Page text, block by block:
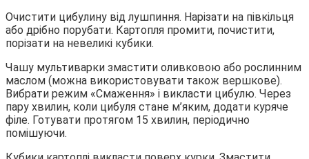
Очистити цибулину від лушпиння. Нарізати на півкільця
або дрібно порубати. Картопля промити, почистити,
порізати на невеликі кубики.
Чашу мультиварки змастити оливковою або рослинним
маслом (можна використовувати також вершкове).
Вибрати режим «Смаження» і викласти цибулю. Через
пару хвилин, коли цибуля стане м’яким, додати куряче
філе. Готувати протягом 15 хвилин, періодично
помішуючи.